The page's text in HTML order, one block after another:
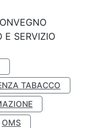
E SERVIZIO
TABACCO
OMS